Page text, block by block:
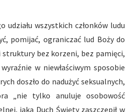
udziału wszystkich członków ludu
pomijać, ograniczać lud Boży do
bez korzeni, bez pamięci,
w niewłaściwym sposobie
doszło do nadużyć seksualnych,
​​„nie tylko anuluje osobowość
jaką Duch Święty zaszczepił w